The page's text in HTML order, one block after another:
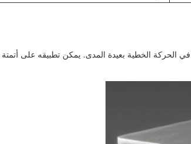
الحركة الخطية بعيدة المدى. يمكن تطبيقه على